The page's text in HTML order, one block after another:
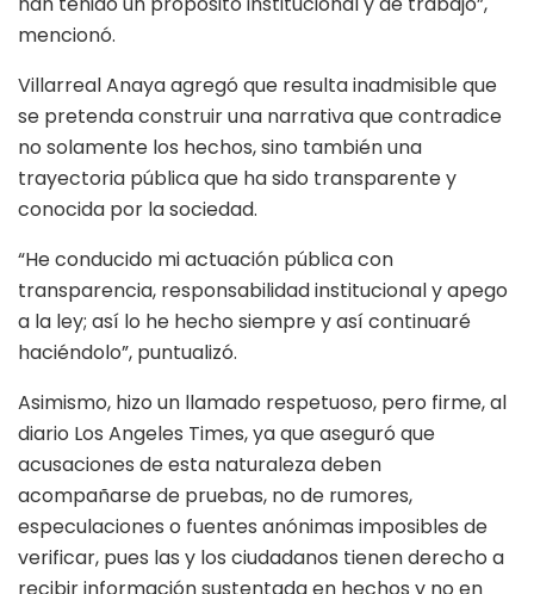
mencionó.
Villarreal Anaya agregó que resulta inadmisible que
se pretenda construir una narrativa que contradice
no solamente los hechos, sino también una
trayectoria pública que ha sido transparente y
conocida por la sociedad.
“He conducido mi actuación pública con
transparencia, responsabilidad institucional y apego
a la ley; así lo he hecho siempre y así continuaré
haciéndolo”, puntualizó.
Asimismo, hizo un llamado respetuoso, pero firme, al
diario Los Angeles Times, ya que aseguró que
acusaciones de esta naturaleza deben
acompañarse de pruebas, no de rumores,
especulaciones o fuentes anónimas imposibles de
verificar, pues las y los ciudadanos tienen derecho a
recibir información sustentada en hechos y no en